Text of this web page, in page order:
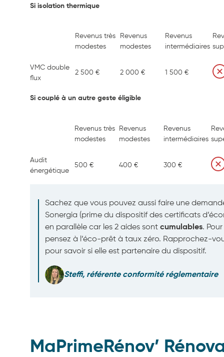
Si isolation thermique
Revenus très
modestes
Revenus
modestes
Revenus
intermédiaires
VMC double
flux
2 500 € 2 000 € 1 500 €
Si couplé à un autre geste éligible
Revenus très
modestes
Revenus
modestes
Revenus
intermédiaires
Audit
énergétique
500 € 400 € 300 €
Sachez que vous pouvez aussi faire une
Sonergia (prime du dispositif des certificats
en parallèle car les 2 aides sont cumulables.
pensez à l’éco-prêt à taux zéro. Rapprochez-
pour savoir si elle est partenaire du dispositif.
Steffi, référente conformité réglementaire
MaPrimeRénov’